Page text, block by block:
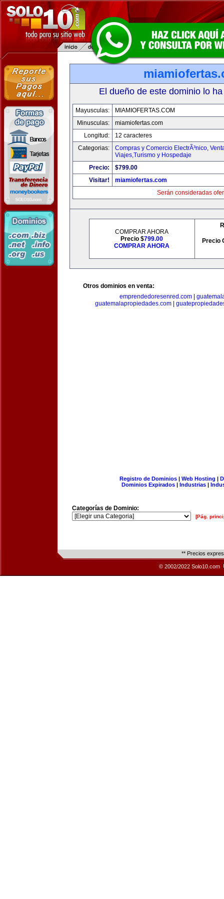
El dueño de este dominio lo
Mayusculas:
MIAMIOFERTAS.COM
Minusculas:
miamiofertas.com
Longitud:
12 caracteres
Categorias:
Compras y Comercio ElectrÃ³nico,
Viajes,Turismo y Hospedaje
Precio:
$799.00
Visitar!
miamiofertas.com
Serán consideradas
COMPRAR AHORA
Precio $799.00
COMPRAR AHORA
Precio
Otros dominios en venta:
emprendedoresenred.com|
guatemalapropiedades.com|
Registro de Dominios| Web Hosting |
Dominios Expirados | Industrias |
Categorías de Dominio:
[Pág.
** Precios
© 2002/2022 Solo10.com